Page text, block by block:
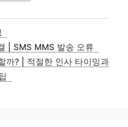
| SMS MMS 발송 오류
까? | 적절한 인사 타이밍과